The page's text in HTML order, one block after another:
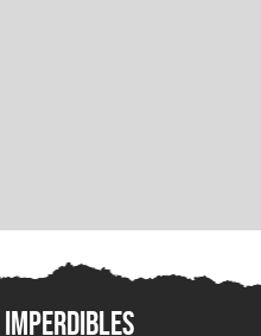
Imperdibles